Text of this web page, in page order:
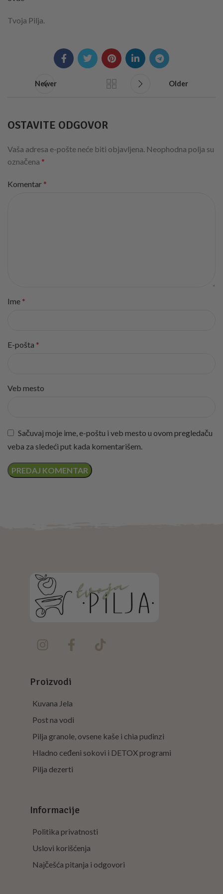
Tvoja Pilja.
Newer Older
OSTAVITE ODGOVOR
Vaša adresa e-pošte neće biti objavljena. Neophodna polja su
označena *
Komentar *
Ime *
E-pošta *
Veb mesto
Sačuvaj moje ime, e-poštu i veb mesto u ovom pregledaču
veba za sledeći put kada komentarišem.
Proizvodi
Kuvana Jela
Post na vodi
Pilja granole, ovsene kaše i chia pudinzi
Hladno ceđeni sokovi i DETOX programi
Pilja dezerti
Informacije
Politika privatnosti
Uslovi korišćenja
Najčešća pitanja i odgovori